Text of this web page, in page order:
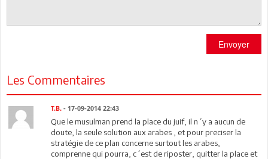
Envoyer
Les Commentaires
T.B. - 17-09-2014 22:43
Que le musulman prend la place du juif, il n´y a aucun de
doute, la seule solution aux arabes , et pour preciser la
stratégie de ce plan concerne surtout les arabes,
comprenne qui pourra, c´est de riposter, quitter la place et